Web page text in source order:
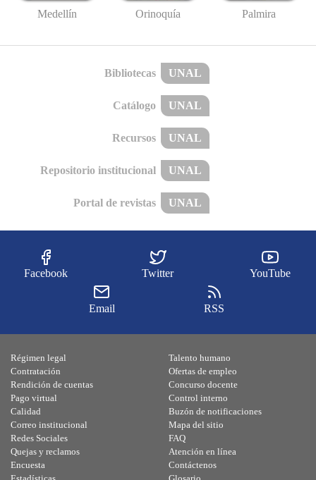
Medellín Orinoquía Palmira
Bibliotecas UNAL
Catálogo UNAL
Recursos UNAL
Repositorio institucional UNAL
Portal de revistas UNAL
Facebook Twitter YouTube
Email RSS
Régimen legal
Contratación
Rendición de cuentas
Pago virtual
Calidad
Talento humano
Ofertas de empleo
Concurso docente
Control interno
Buzón de notificaciones
Correo institucional
Redes Sociales
Quejas y reclamos
Encuesta
Mapa del sitio
FAQ
Atención en línea
Contáctenos